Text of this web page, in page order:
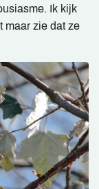
Ik kijk
maar zie dat ze